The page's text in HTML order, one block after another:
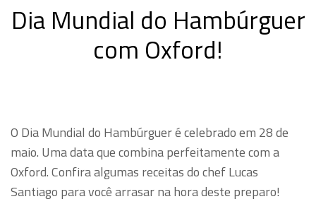
Dia Mundial do Hambúrguer
com Oxford!
O Dia Mundial do Hambúrguer é celebrado em 28 de
maio. Uma data que combina perfeitamente com a
Oxford. Confira algumas receitas do chef Lucas
Santiago para você arrasar na hora deste preparo!